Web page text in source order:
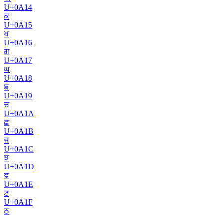
U+0A14
ਕ
U+0A15
ਖ
U+0A16
ਗ
U+0A17
ਘ
U+0A18
ਙ
U+0A19
ਚ
U+0A1A
ਛ
U+0A1B
ਜ
U+0A1C
ਝ
U+0A1D
ਞ
U+0A1E
ਟ
U+0A1F
ਠ